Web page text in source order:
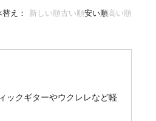
え： 新しい順古い順安い順高い順
ックギターやウクレレなど軽